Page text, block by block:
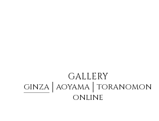
GALLERY
GINZA AOYAMA
TORANOMON
ONLINE